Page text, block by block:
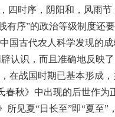
四时序，阴阳和，风雨
序”的政治等级制度还
国古代农人科学发现的
认识，而且准确地反映
在战国时期已基本形成
秋》中出现的后世作
所见夏“日长至”即“夏至